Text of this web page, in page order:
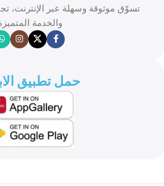
تسوّق موثوقة وسهلة عبر الإنترنت،
والخدمة
حمل تطبيق